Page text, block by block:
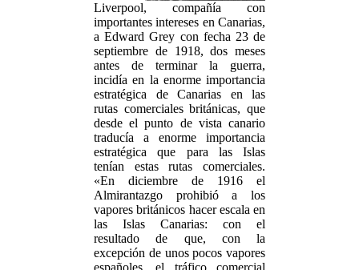
Liverpool, compañía con
importantes intereses en Canarias,
a Edward Grey con fecha 23 de
septiembre de 1918, dos meses
antes de terminar la guerra,
incidía en la enorme importancia
estratégica de Canarias en las
rutas comerciales británicas, que
desde el punto de vista canario
traducía a enorme importancia
estratégica que para las Islas
tenían estas rutas comerciales.
«En diciembre de 1916 el
Almirantazgo prohibió a los
vapores británicos hacer escala en
las Islas Canarias: con el
resultado de que, con la
excepción de unos pocos vapores
españoles, el tráfico comercial